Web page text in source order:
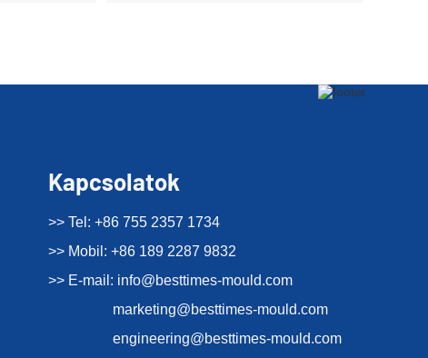
Kapcsolatok
>> Tel: +86 755 2357 1734
>> Mobil: +86 189 2287 9832
>> E-mail: info@besttimes-mould.com
marketing@besttimes-mould.com
engineering@besttimes-mould.com